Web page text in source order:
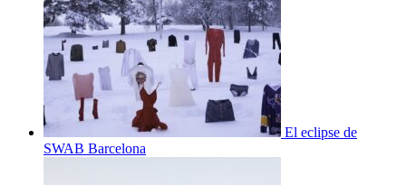
El eclipse de
SWAB Barcelona